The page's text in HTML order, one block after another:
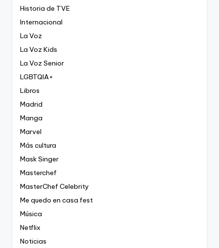
Historia de TVE
Internacional
La Voz
La Voz Kids
La Voz Senior
LGBTQIA+
Libros
Madrid
Manga
Marvel
Más cultura
Mask Singer
Masterchef
MasterChef Celebrity
Me quedo en casa fest
Música
Netflix
Noticias